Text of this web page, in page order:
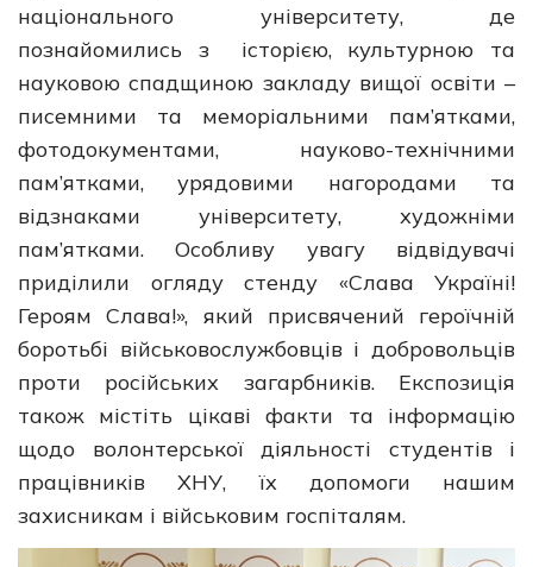
національного університету, де
познайомились з історією, культурною та
науковою спадщиною закладу вищої освіти –
писемними та меморіальними пам’ятками,
фотодокументами, науково-технічними
пам’ятками, урядовими нагородами та
відзнаками університету, художніми
пам’ятками. Особливу увагу відвідувачі
приділили огляду стенду «Слава Україні!
Героям Слава!», який присвячений героїчній
боротьбі військовослужбовців і добровольців
проти російських загарбників. Експозиція
також містіть цікаві факти та інформацію
щодо волонтерської діяльності студентів і
працівників ХНУ, їх допомоги нашим
захисникам і військовим госпіталям.